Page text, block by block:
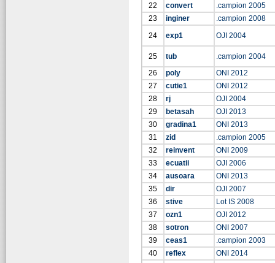
22
convert
.campion 2005
23
inginer
.campion 2008
24
exp1 OJI 2004
25 tub
.campion 2004
26
poly
ONI 2012
27
cutie1
ONI 2012
28
rj
OJI 2004
29
betasah
OJI 2013
30
gradina1
ONI 2013
31
zid
.campion 2005
32
reinvent
ONI 2009
33
ecuatii
OJI 2006
34
ausoara
ONI 2013
35
dir
OJI 2007
36
stive
Lot IS 2008
37
ozn1
OJI 2012
38
sotron
ONI 2007
39
ceas1
.campion 2003
40
reflex
ONI 2014